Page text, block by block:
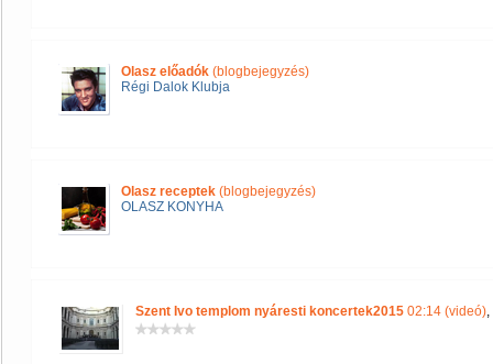
Olasz előadók (blogbejegyzés)
Régi Dalok Klubja
Olasz receptek (blogbejegyzés)
OLASZ KONYHA
Szent Ivo templom nyáresti koncertek2015 02:14 (videó),